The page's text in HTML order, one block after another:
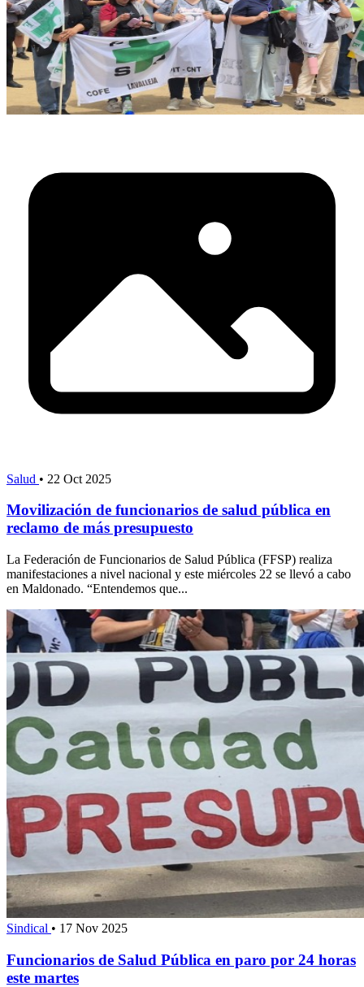
Salud • 22 Oct 2025
Movilización de funcionarios de salud pública en
reclamo de más presupuesto
La Federación de Funcionarios de Salud Pública (FFSP) realiza
manifestaciones a nivel nacional y este miércoles 22 se llevó a cabo
en Maldonado. “Entendemos que...
Sindical • 17 Nov 2025
Funcionarios de Salud Pública en paro por 24 horas
este martes